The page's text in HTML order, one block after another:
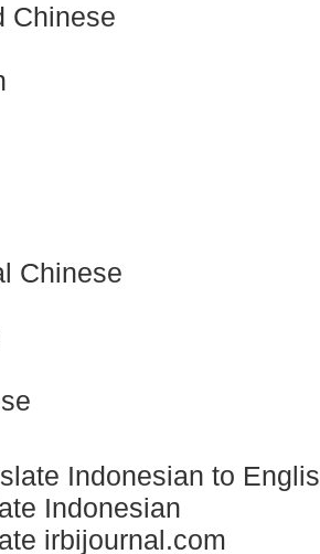
Chinese
Chinese
Indonesian to
Indonesian
irbijournal.com